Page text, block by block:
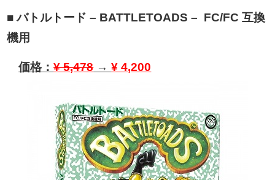
■ バトルトード – BATTLETOADS – FC/FC 互換
機用
価格：¥ 5,478→¥ 4,200